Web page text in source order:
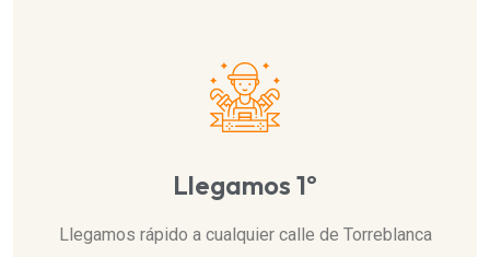
Llegamos 1º
Llegamos rápido a cualquier calle de Torreblanca